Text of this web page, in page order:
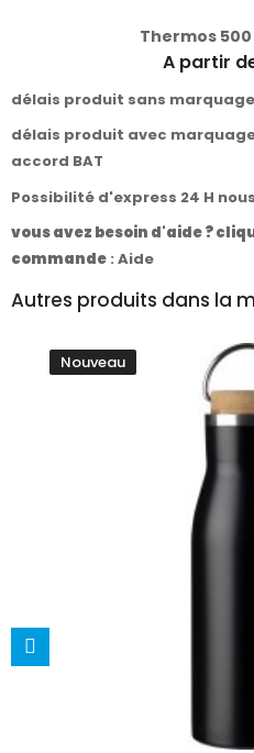
Thermos
A partir
délais produit sans
délais produit avec marquage
accord BAT
Possibilité d'express 24 H
vous avez besoin d'aide ?
commande : Aide
Autres produits dans la
Nouveau